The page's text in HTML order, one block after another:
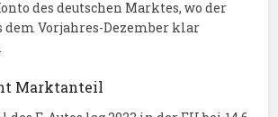
des deutschen Marktes, wo der
dem Vorjahres-Dezember klar
Marktanteil